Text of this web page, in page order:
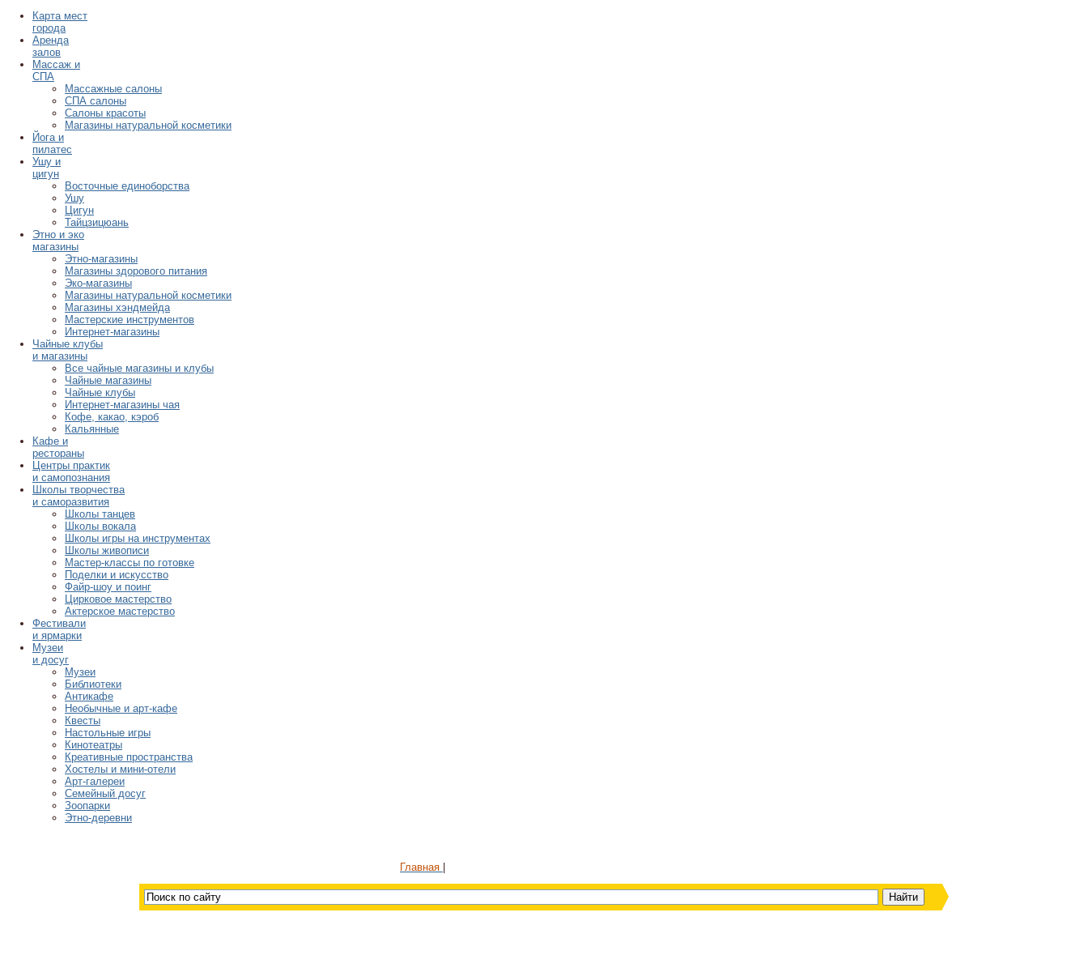
Карта мест
города
Аренда
залов
Массаж и
СПА
Массажные салоны
СПА салоны
Салоны красоты
Магазины натуральной косметики
Йога и
пилатес
Ушу и
цигун
Восточные единоборства
Ушу
Цигун
Тайцзицюань
Этно и эко
магазины
Этно-магазины
Магазины здорового питания
Эко-магазины
Магазины натуральной косметики
Магазины хэндмейда
Мастерские инструментов
Интернет-магазины
Чайные клубы
и магазины
Все чайные магазины и клубы
Чайные магазины
Чайные клубы
Интернет-магазины чая
Кофе, какао, кэроб
Кальянные
Кафе и
рестораны
Центры практик
и самопознания
Школы творчества
и саморазвития
Школы танцев
Школы вокала
Школы игры на инструментах
Школы живописи
Мастер-классы по готовке
Поделки и искусство
Файр-шоу и поинг
Цирковое мастерство
Актерское мастерство
Фестивали
и ярмарки
Музеи
и досуг
Музеи
Библиотеки
Антикафе
Необычные и арт-кафе
Квесты
Настольные игры
Кинотеатры
Креативные пространства
Хостелы и мини-отели
Арт-галереи
Семейный досуг
Зоопарки
Этно-деревни
Главная